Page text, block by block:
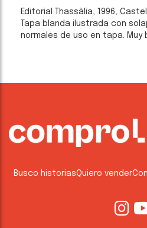
Editorial Thassàlia, 1996,
Tapa blanda ilustrada con
normales de uso en tapa. Muy
Busco historiasQuiero vender